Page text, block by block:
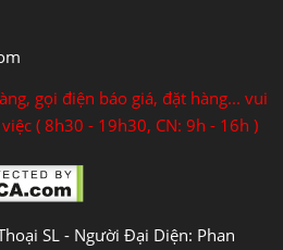
gọi điện báo giá, đặt hàng... vui
( 8h30 - 19h30, CN: 9h - 16h )
SL - Người Đại Diện: Phan